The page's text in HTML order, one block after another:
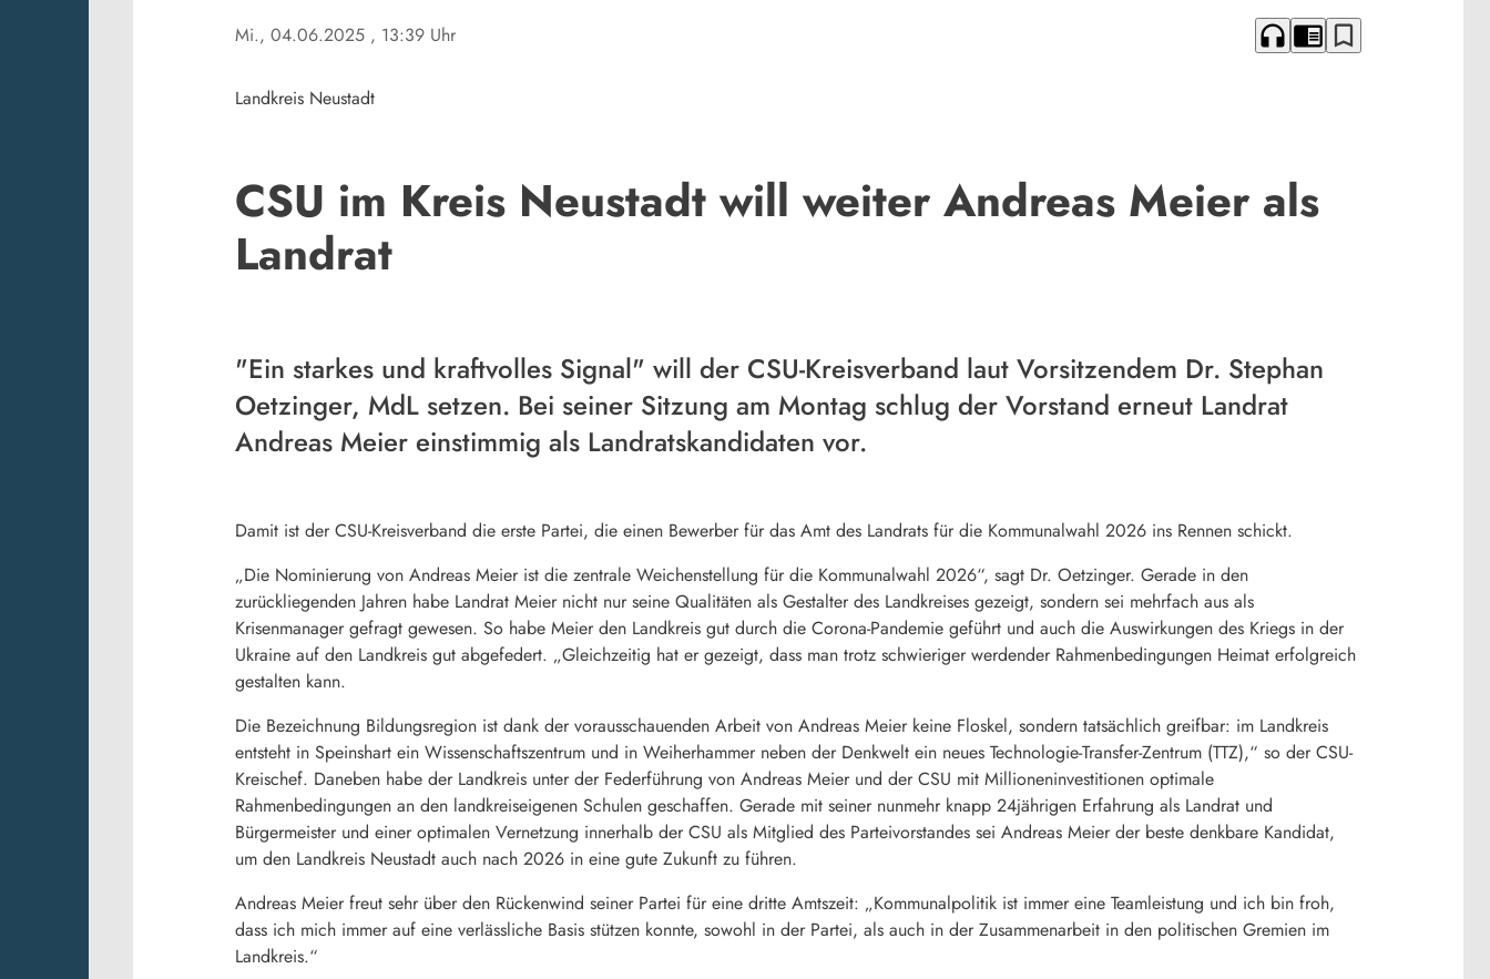
Mi., 04.06.2025 , 13:39 Uhr headphones chrome_reader_mode bookmark_border
Landkreis Neustadt
CSU im Kreis Neustadt will weiter Andreas Meier als
Landrat
"Ein starkes und kraftvolles Signal" will der CSU-Kreisverband laut Vorsitzendem Dr. Stephan
Oetzinger, MdL setzen. Bei seiner Sitzung am Montag schlug der Vorstand erneut Landrat
Andreas Meier einstimmig als Landratskandidaten vor.
Damit ist der CSU-Kreisverband die erste Partei, die einen Bewerber für das Amt des Landrats für die Kommunalwahl 2026 ins Rennen schickt.
„Die Nominierung von Andreas Meier ist die zentrale Weichenstellung für die Kommunalwahl 2026“, sagt Dr. Oetzinger. Gerade in den
zurückliegenden Jahren habe Landrat Meier nicht nur seine Qualitäten als Gestalter des Landkreises gezeigt, sondern sei mehrfach aus als
Krisenmanager gefragt gewesen. So habe Meier den Landkreis gut durch die Corona-Pandemie geführt und auch die Auswirkungen des Kriegs in der
Ukraine auf den Landkreis gut abgefedert. „Gleichzeitig hat er gezeigt, dass man trotz schwieriger werdender Rahmenbedingungen Heimat erfolgreich
gestalten kann.
Die Bezeichnung Bildungsregion ist dank der vorausschauenden Arbeit von Andreas Meier keine Floskel, sondern tatsächlich greifbar: im Landkreis
entsteht in Speinshart ein Wissenschaftszentrum und in Weiherhammer neben der Denkwelt ein neues Technologie-Transfer-Zentrum (TTZ),“ so der CSU-
Kreischef. Daneben habe der Landkreis unter der Federführung von Andreas Meier und der CSU mit Millioneninvestitionen optimale
Rahmenbedingungen an den landkreiseigenen Schulen geschaffen. Gerade mit seiner nunmehr knapp 24jährigen Erfahrung als Landrat und
Bürgermeister und einer optimalen Vernetzung innerhalb der CSU als Mitglied des Parteivorstandes sei Andreas Meier der beste denkbare Kandidat,
um den Landkreis Neustadt auch nach 2026 in eine gute Zukunft zu führen.
Andreas Meier freut sehr über den Rückenwind seiner Partei für eine dritte Amtszeit: „Kommunalpolitik ist immer eine Teamleistung und ich bin froh,
dass ich mich immer auf eine verlässliche Basis stützen konnte, sowohl in der Partei, als auch in der Zusammenarbeit in den politischen Gremien im
Landkreis.“